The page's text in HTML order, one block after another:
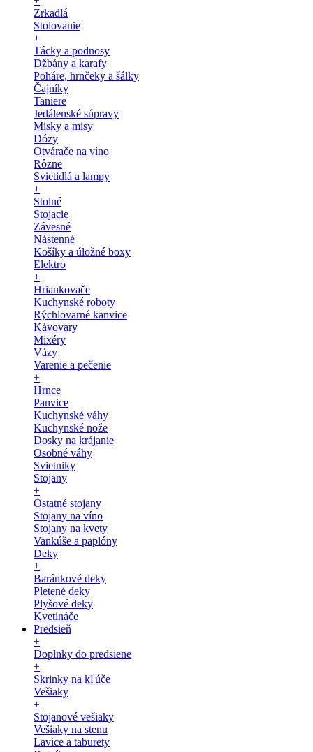
Zrkadlá
Stolovanie
+
Tácky a podnosy
Džbány a karafy
Poháre, hrnčeky a šálky
Čajníky
Taniere
Jedálenské súpravy
Misky a misy
Dózy
Otvárače na víno
Rôzne
Svietidlá a lampy
+
Stolné
Stojacie
Závesné
Nástenné
Košíky a úložné boxy
Elektro
+
Hriankovače
Kuchynské roboty
Rýchlovarné kanvice
Kávovary
Mixéry
Vázy
Varenie a pečenie
+
Hrnce
Panvice
Kuchynské váhy
Kuchynské nože
Dosky na krájanie
Osobné váhy
Svietniky
Stojany
+
Ostatné stojany
Stojany na víno
Stojany na kvety
Vankúše a paplóny
Deky
+
Baránkové deky
Pletené deky
Plyšové deky
Kvetináče
Predsieň
+
Doplnky do predsiene
+
Skrinky na kľúče
Vešiaky
+
Stojanové vešiaky
Vešiaky na stenu
Lavice a taburety